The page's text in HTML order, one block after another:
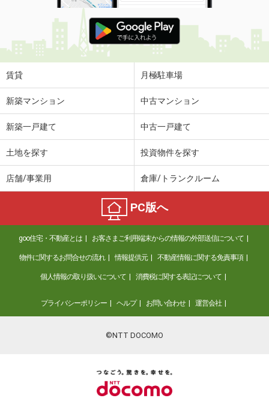
賃貸 月極駐車場
新築マンション 中古マンション
新築一戸建て 中古一戸建て
土地を探す 投資物件を探す
店舗/事業用 倉庫/トランクルーム
PC版へ
goo住宅・不動産とは お客さまご利用端末からの情報の外部送信について
物件に関するお問合せの流れ 情報提供元 不動産情報に関する免責事項
個人情報の取り扱いについて 消費税に関する表記について
プライバシーポリシー ヘルプ お問い合わせ 運営会社
©NTT DOCOMO